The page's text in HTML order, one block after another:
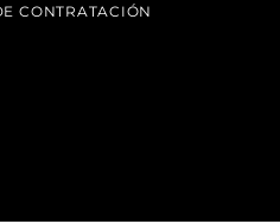
CONTRATACIÓN